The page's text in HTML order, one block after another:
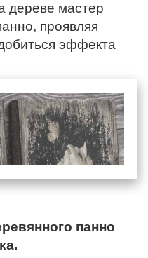
дереве мастер
проявляя
эффекта
панно